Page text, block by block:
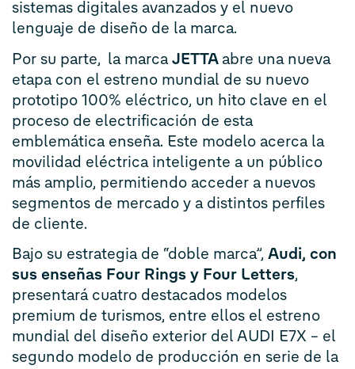
sistemas digitales avanzados y el nuevo
lenguaje de diseño de la marca.
Por su parte, la marca JETTA abre una nueva
etapa con el estreno mundial de su nuevo
prototipo 100% eléctrico, un hito clave en el
proceso de electrificación de esta
emblemática enseña. Este modelo acerca la
movilidad eléctrica inteligente a un público
más amplio, permitiendo acceder a nuevos
segmentos de mercado y a distintos perfiles
de cliente.
Bajo su estrategia de “doble marca”, Audi, con
sus enseñas Four Rings y Four Letters,
presentará cuatro destacados modelos
premium de turismos, entre ellos el estreno
mundial del diseño exterior del AUDI E7X – el
segundo modelo de producción en serie de la